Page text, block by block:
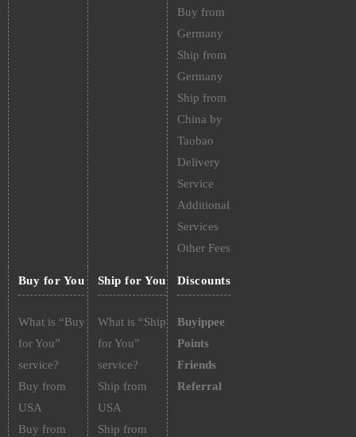
Buy from
Germany
Ship from
Germany
Ship from
China by
Taobao
Delivery
Service
Additional
Services
Other Fees
Buy for You
What is “Buy
for You”
service?
Buy from
USA
Buy from
Ship for You
What is “Ship
for You”
service?
Ship from
USA
Ship from
Discounts
Buyippee
Points
Friends
Referral